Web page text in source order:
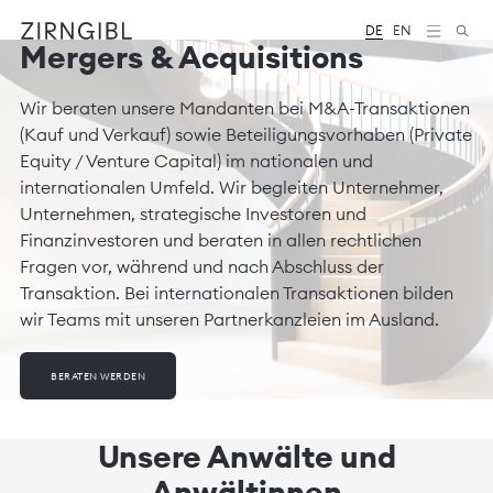
Zum
Inhalt
springen
Diese
Website
für
Zirngibl,
eine
Wirtschaftskanzlei,
wurde
vom
Digitalbüro
gestaltet
und
technisch
durchdachtes
Webtechnologien
DE EN
Mergers & Acquisitions
Wir beraten unsere Mandanten bei M&A-Transaktionen
(Kauf und Verkauf) sowie Beteiligungsvorhaben (Private
Equity / Venture Capital) im nationalen und
internationalen Umfeld. Wir begleiten Unternehmer,
Unternehmen, strategische Investoren und
Finanzinvestoren und beraten in allen rechtlichen
Fragen vor, während und nach Abschluss der
Transaktion. Bei internationalen Transaktionen bilden
wir Teams mit unseren Partnerkanzleien im Ausland.
BERATEN WERDEN
Unsere Anwälte und